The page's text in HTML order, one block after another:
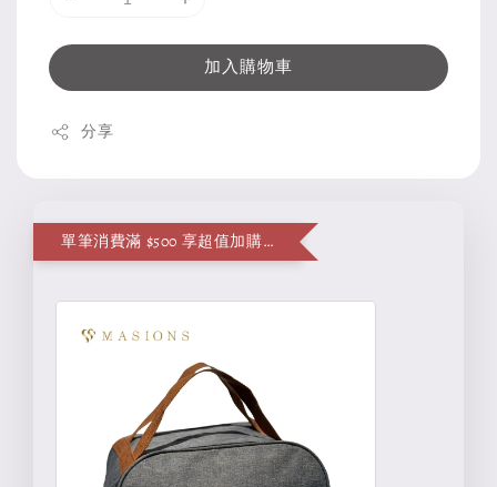
加入購物車
分享
單筆消費滿 $500 享超值加購便當袋